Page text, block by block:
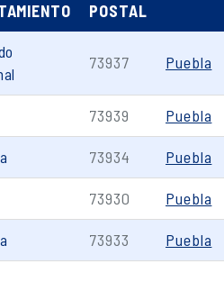
POSTAL
73937 Puebla
73939 Puebla
73934 Puebla
73930 Puebla
73933 Puebla